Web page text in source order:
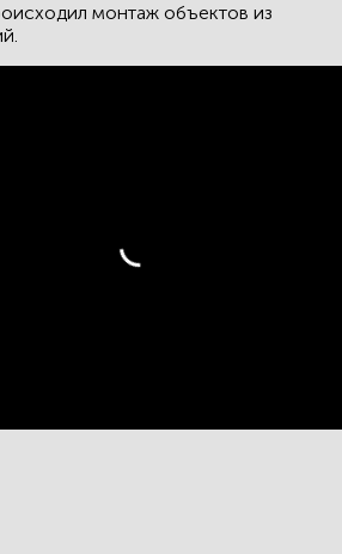
монтаж объектов из